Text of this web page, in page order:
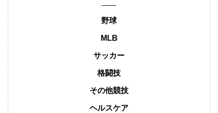
野球
MLB
サッカー
格闘技
その他競技
ヘルスケア